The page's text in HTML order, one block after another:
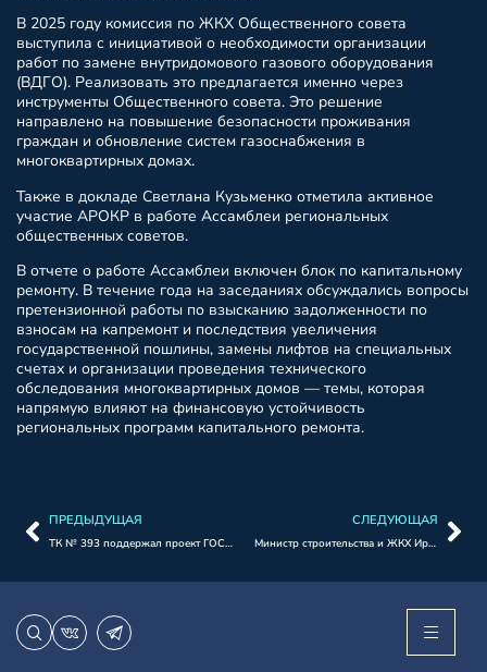
В 2025 году комиссия по ЖКХ Общественного совета
выступила с инициативой о необходимости организации
работ по замене внутридомового газового оборудования
(ВДГО). Реализовать это предлагается именно через
инструменты Общественного совета. Это решение
направлено на повышение безопасности проживания
граждан и обновление систем газоснабжения в
многоквартирных домах.
Также в докладе Светлана Кузьменко отметила активное
участие АРОКР в работе Ассамблеи региональных
общественных советов.
В отчете о работе Ассамблеи включен блок по капитальному
ремонту. В течение года на заседаниях обсуждались вопросы
претензионной работы по взысканию задолженности по
взносам на капремонт и последствия увеличения
государственной пошлины, замены лифтов на специальных
счетах и организации проведения технического
обследования многоквартирных домов — темы, которая
напрямую влияют на финансовую устойчивость
региональных программ капитального ремонта.
ПРЕДЫДУЩАЯ
ТК № 393 поддержал проект ГОСТ по приемке работ по капитальному ремонту МКД
СЛЕДУЮЩАЯ
Министр строительства и ЖКХ Ирек Файзуллин и Председатель Общественного совета Сергей Степашин вручили награды региональным операторам капитального ремонта.